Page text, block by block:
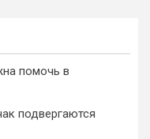
помочь в
подвергаются